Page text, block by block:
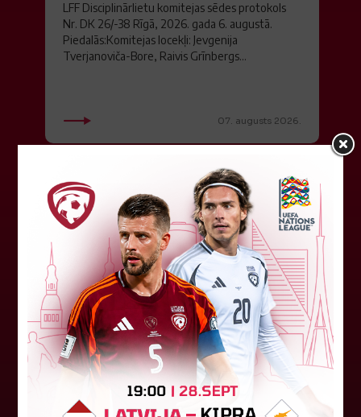
LFF Disciplinārlietu komitejas sēdes protokols
Nr. DK 26/-38 Rīgā, 2026. gada 6. augustā.
Piedalās:Komitejas locekļi: Jevgenija
Tverjanoviča-Bore, Raivis Grīnbergs...
07. augusts 2026.
"Riga FC" iegūst handikapu, RFS
būs jāatspēlējas
Ceturtdienas vakarā savas spēles UEFA
Konferences līgas kvalifikācijas trešajā kārtā
aizvadīja divi Latvijas klubi. FC RFS izbraukumā ar